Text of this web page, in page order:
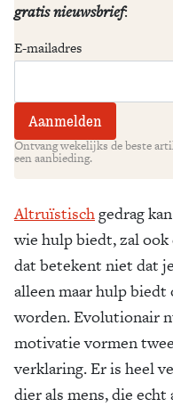
gratis nieuwsbrief:
E-mailadres
Ontvang wekelijks de beste
een aanbieding.
Altruïstischgedrag
wie hulp biedt, zal
dat betekent niet dat
alleen maar hulp
worden. Evolutionair
motivatie vormen
verklaring. Er is heel
dier als mens, die